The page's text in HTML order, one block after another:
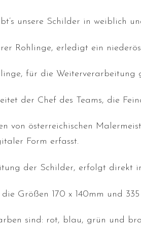
unsere Schilder in weiblich
Rohlinge, erledigt ein
für die Weiterverarbeitung
der Chef des Teams, die
von österreichischen
Form erfasst.
der Schilder, erfolgt direkt
Größen 170 x 140mm und
sind: rot, blau, grün und